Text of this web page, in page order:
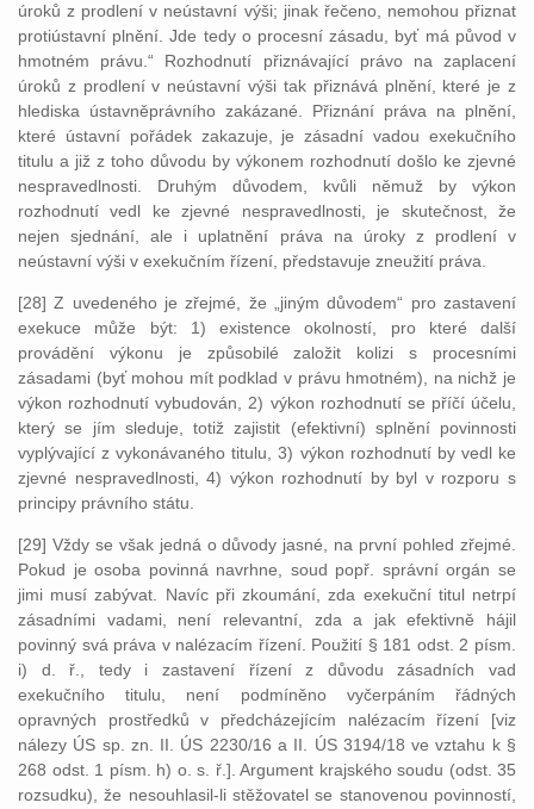
úroků z prodlení v neústavní výši; jinak řečeno, nemohou přiznat
protiústavní plnění. Jde tedy o procesní zásadu, byť má původ v
hmotném právu.“ Rozhodnutí přiznávající právo na zaplacení
úroků z prodlení v neústavní výši tak přiznává plnění, které je z
hlediska ústavněprávního zakázané. Přiznání práva na plnění,
které ústavní pořádek zakazuje, je zásadní vadou exekučního
titulu a již z toho důvodu by výkonem rozhodnutí došlo ke zjevné
nespravedlnosti. Druhým důvodem, kvůli němuž by výkon
rozhodnutí vedl ke zjevné nespravedlnosti, je skutečnost, že
nejen sjednání, ale i uplatnění práva na úroky z prodlení v
neústavní výši v exekučním řízení, představuje zneužití práva.
[28] Z uvedeného je zřejmé, že „jiným důvodem“ pro zastavení
exekuce může být: 1) existence okolností, pro které další
provádění výkonu je způsobilé založit kolizi s procesními
zásadami (byť mohou mít podklad v právu hmotném), na nichž je
výkon rozhodnutí vybudován, 2) výkon rozhodnutí se příčí účelu,
který se jím sleduje, totiž zajistit (efektivní) splnění povinnosti
vyplývající z vykonávaného titulu, 3) výkon rozhodnutí by vedl ke
zjevné nespravedlnosti, 4) výkon rozhodnutí by byl v rozporu s
principy právního státu.
[29] Vždy se však jedná o důvody jasné, na první pohled zřejmé.
Pokud je osoba povinná navrhne, soud popř. správní orgán se
jimi musí zabývat. Navíc při zkoumání, zda exekuční titul netrpí
zásadními vadami, není relevantní, zda a jak efektivně hájil
povinný svá práva v nalézacím řízení. Použití § 181 odst. 2 písm.
i) d. ř., tedy i zastavení řízení z důvodu zásadních vad
exekučního titulu, není podmíněno vyčerpáním řádných
opravných prostředků v předcházejícím nalézacím řízení [viz
nálezy ÚS sp. zn. II. ÚS 2230/16 a II. ÚS 3194/18 ve vztahu k §
268 odst. 1 písm. h) o. s. ř.]. Argument krajského soudu (odst. 35
rozsudku), že nesouhlasil-li stěžovatel se stanovenou povinností,